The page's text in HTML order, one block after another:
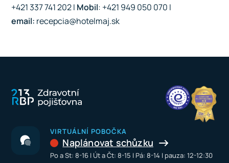
+421 337 741 202 I Mobil: +421 949 050 070 I
email: recepcia@hotelmaj.sk
VIRTUÁLNÍ POBOČKA
Naplánovat schůzku
Po a St: 8-16 I Út a Čt: 8-15 I Pá: 8-14 I pauza: 12-12:30